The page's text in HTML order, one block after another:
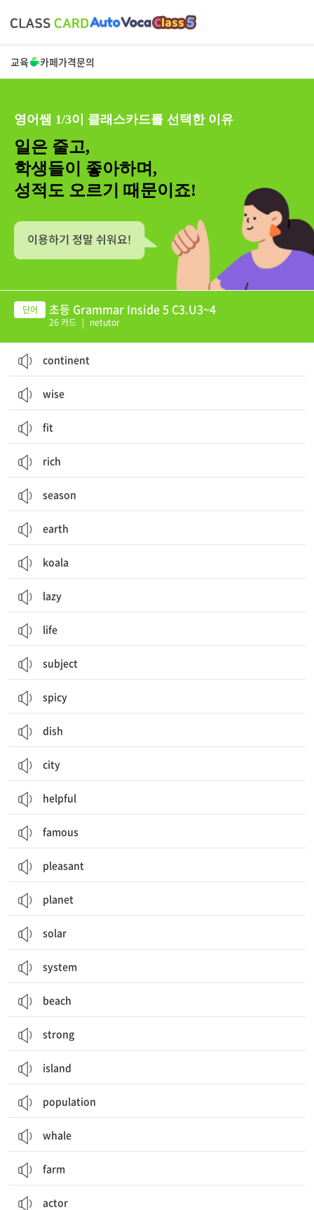
교육 카페가격문의
영어쌤 1/3이 클래스카드를 선택한 이유
일은 줄고,
학생들이 좋아하며,
성적도 오르기 때문이죠!
초등 Grammar Inside 5 C3.U3~4
26 카드 | netutor
continent
wise
fit
rich
season
earth
koala
lazy
life
subject
spicy
dish
city
helpful
famous
pleasant
planet
solar
system
beach
strong
island
population
whale
farm
actor